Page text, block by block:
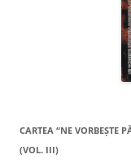
CARTEA “NE VORBEŞTE
(VOL. III)